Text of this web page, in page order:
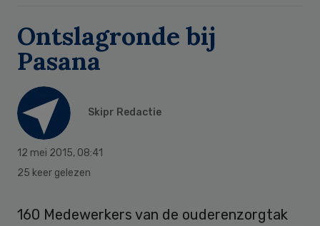
Ontslagronde bij
Pasana
Skipr Redactie
12 mei 2015, 08:41
25 keer gelezen
160 Medewerkers van de ouderenzorgtak